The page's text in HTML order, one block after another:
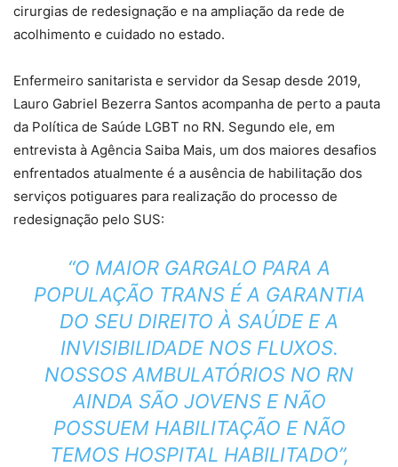
cirurgias de redesignação e na ampliação da rede de
acolhimento e cuidado no estado.
Enfermeiro sanitarista e servidor da Sesap desde 2019,
Lauro Gabriel Bezerra Santos acompanha de perto a pauta
da Política de Saúde LGBT no RN. Segundo ele, em
entrevista à Agência Saiba Mais, um dos maiores desafios
enfrentados atualmente é a ausência de habilitação dos
serviços potiguares para realização do processo de
redesignação pelo SUS:
“O MAIOR GARGALO PARA A
POPULAÇÃO TRANS É A GARANTIA
DO SEU DIREITO À SAÚDE E A
INVISIBILIDADE NOS FLUXOS.
NOSSOS AMBULATÓRIOS NO RN
AINDA SÃO JOVENS E NÃO
POSSUEM HABILITAÇÃO E NÃO
TEMOS HOSPITAL HABILITADO”,